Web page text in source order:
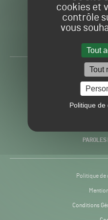
cookies et
contrôle
vous
Tout
Tout
Politique de
Toute
PAROLES
Politique
Conditions